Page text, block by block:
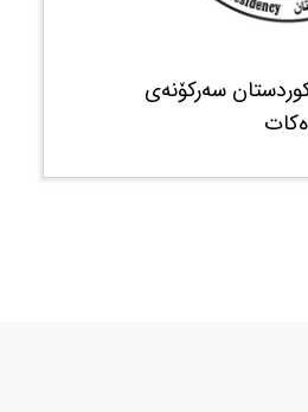
سەرکۆنەی